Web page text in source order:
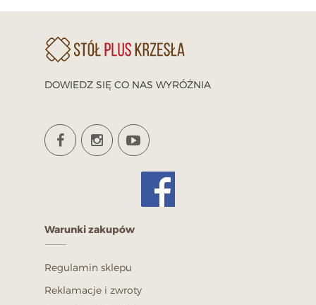
DOWIEDZ SIĘ CO NAS WYRÓŻNIA
Warunki zakupów
Regulamin sklepu
Reklamacje i zwroty